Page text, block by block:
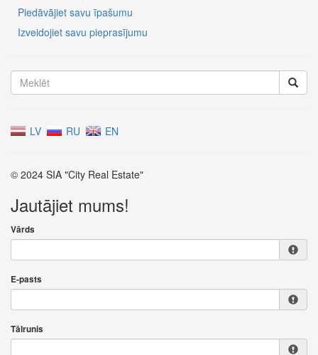
Piedāvājiet savu īpašumu
Izveidojiet savu pieprasījumu
LV RU EN
© 2024 SIA "City Real Estate"
Jautājiet mums!
Vārds
E-pasts
Tālrunis